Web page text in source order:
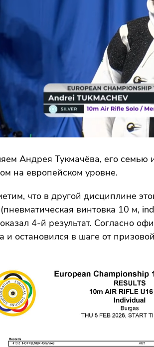
Андрея Тукмачёва, его семью
на европейском уровне.
что в другой дисциплине
винтовка 10 м,
4-й результат. Согласно
и остановился в шаге от